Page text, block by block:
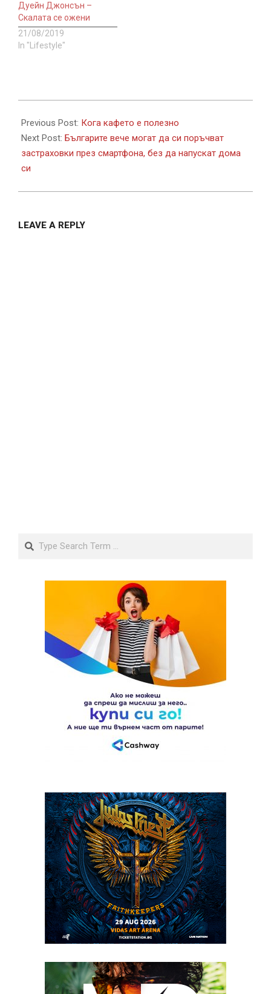
Дуейн Джонсън –
Скалата се ожени
21/08/2019
In "Lifestyle"
04-
29
Previous Post: Кога кафето е полезно
Next Post: Българите вече могат да си поръчват
застраховки през смартфона, без да напускат дома
си
LEAVE A REPLY
Search